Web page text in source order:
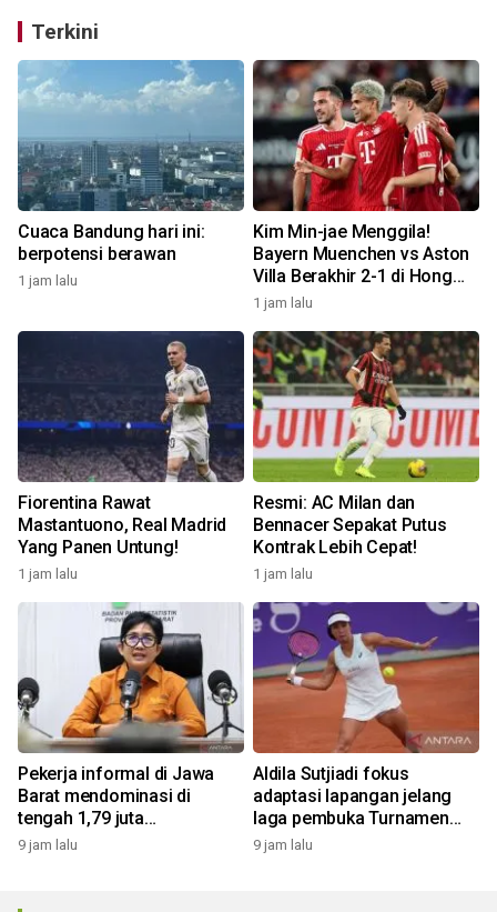
Terkini
Cuaca Bandung hari ini:
berpotensi berawan
1 jam lalu
Kim Min-jae Menggila!
Bayern Muenchen vs Aston
Villa Berakhir 2-1 di Hong
Kong
1 jam lalu
Fiorentina Rawat
Mastantuono, Real Madrid
Yang Panen Untung!
1 jam lalu
Resmi: AC Milan dan
Bennacer Sepakat Putus
Kontrak Lebih Cepat!
1 jam lalu
Pekerja informal di Jawa
Barat mendominasi di
tengah 1,79 juta
pengangguran
9 jam lalu
Aldila Sutjiadi fokus
adaptasi lapangan jelang
laga pembuka Turnamen
WTA 1000
9 jam lalu